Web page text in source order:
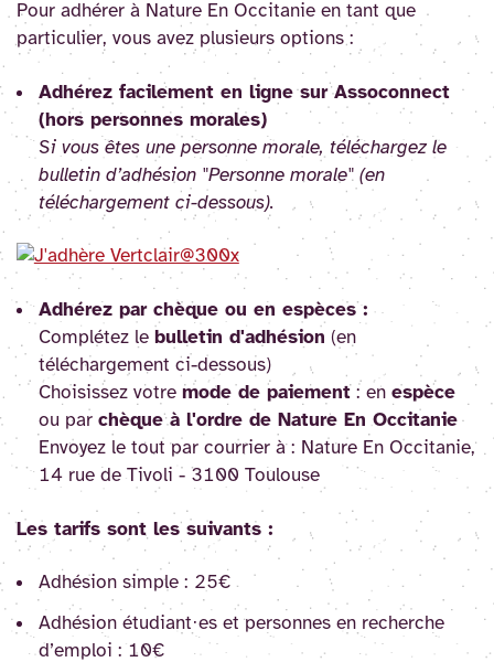
Pour adhérer à Nature En Occitanie en tant que
particulier, vous avez plusieurs options :
Adhérez facilement en ligne sur Assoconnect
(hors personnes morales)
Si vous êtes une personne morale, téléchargez le
bulletin d’adhésion "Personne morale" (en
téléchargement ci-dessous).
Adhérez par chèque ou en espèces :
Complétez le bulletin d'adhésion (en
téléchargement ci-dessous)
Choisissez votremode de paiement : enespèce
ou parchèque à l'ordre de Nature En Occitanie
Envoyez le tout par courrier à : Nature En Occitanie,
14 rue de Tivoli - 3100 Toulouse
Les tarifs sont les suivants :
Adhésion simple : 25€
Adhésion étudiant·es et personnes en recherche
d’emploi : 10€